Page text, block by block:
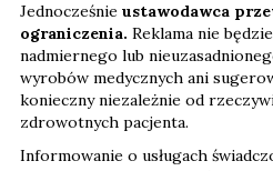
Jednocześnie ustawodawca
ograniczenia. Reklama nie
nadmiernego lub
wyrobów medycznych ani
konieczny niezależnie od
zdrowotnych pacjenta.
Informowanie o usługach